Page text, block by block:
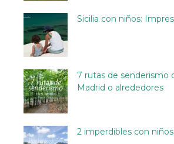
Sicilia con niños:
7 rutas de senderismo
Madrid o alrededores
2 imperdibles con